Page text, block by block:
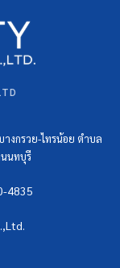
างกรวย-ไทรน้อย ตำบล
นทบุรี
4835